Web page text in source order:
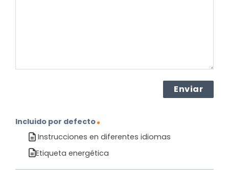
Incluido por defecto
Instrucciones en diferentes idiomas
Etiqueta energética